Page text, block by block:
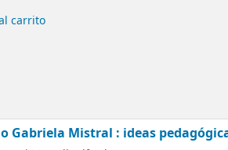
carrito
Gabriela Mistral : ideas